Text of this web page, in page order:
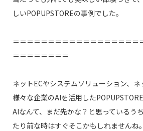
しいPOPUPSTOREの事例でした。
＝＝＝＝＝＝＝＝＝＝＝＝＝＝＝＝＝＝
＝＝＝＝＝＝＝＝
ネットECやシステムソリューション、
様々な企業のAIを活用した
AIなんて、まだ先かな？と思っているう
たり前な時はすぐそこかもしれませんね。